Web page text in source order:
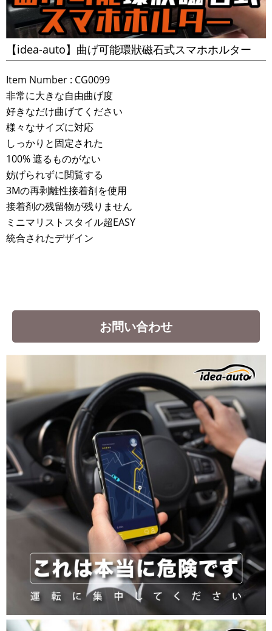
【idea-auto】曲げ可能環狀磁石式スマホホルター
Item Number : CG0099
非常に大きな自由曲げ度
好きなだけ曲げてください
様々なサイズに対応
しっかりと固定された
100% 遮るものがない
妨げられずに閲覧する
3Mの再剥離性接着剤を使用
接着剤の残留物が残りません
ミニマリストスタイル超EASY
統合されたデザイン
お問い合わせ